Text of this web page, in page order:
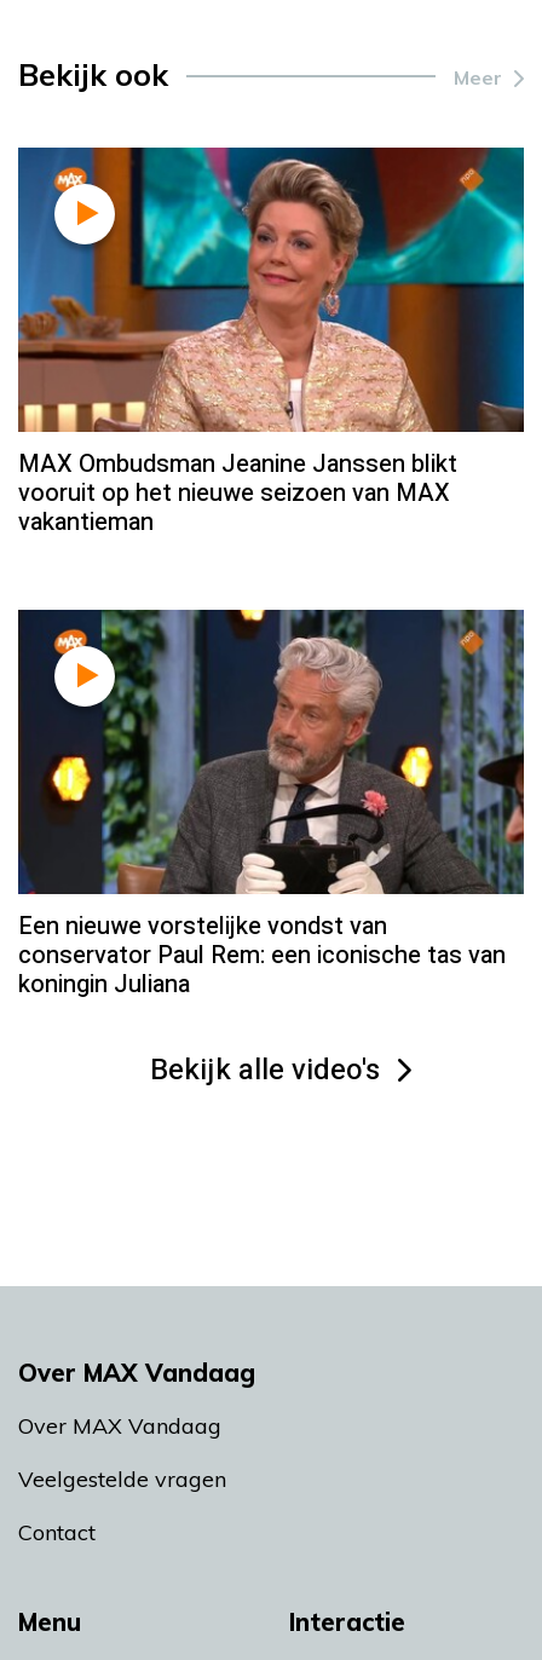
Bekijk ook Meer
MAX Ombudsman Jeanine Janssen blikt
vooruit op het nieuwe seizoen van MAX
vakantieman
Een nieuwe vorstelijke vondst van
conservator Paul Rem: een iconische tas van
koningin Juliana
Bekijk alle video's
Menu Interactie
Over MAX Vandaag
Over MAX Vandaag
Veelgestelde vragen
Contact